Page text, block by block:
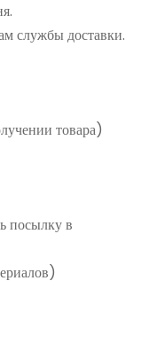
службы доставки.
товара)
посылку в